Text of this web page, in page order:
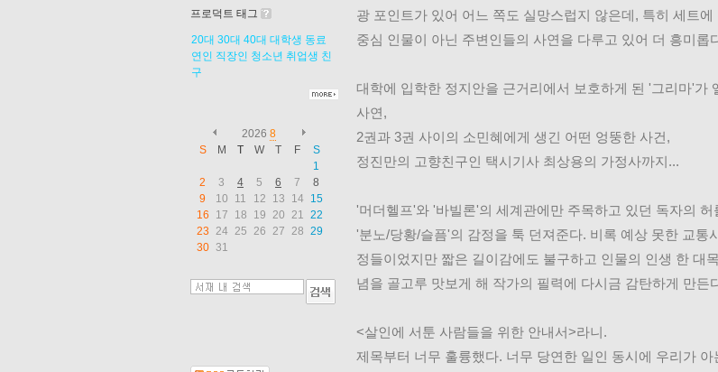
프로덕트 태그
20대 30대 40대 대학생 동료
연인 직장인 청소년 취업생 친
구
2026 8
S
M T W T F
S
1
2
3 4 5 6 7
8
9
10 11 12 13 14
15
16
17 18 19 20 21
22
23
24 25 26 27 28 29
30 31
광 포인트가 있어 어느 쪽도 실망스럽지 않은데, 특히 세트
중심 인물이 아닌 주변인들의 사연을 다루고 있어 더 흥미롭
대학에 입학한 정지안을 근거리에서 보호하게 된 '그리마'가
사연,
2권과 3권 사이의 소민혜에게 생긴 어떤 엉뚱한 사건,
정진만의 고향친구인 택시기사 최상용의 가정사까지...
'머더헬프'와 '바빌론'의 세계관에만 주목하고 있던 독자의
'분노/당황/슬픔'의 감정을 툭 던져준다. 비록 예상 못한 교통
정들이었지만 짧은 길이감에도 불구하고 인물의 인생 한 대
념을 골고루 맛보게 해 작가의 필력에 다시금 감탄하게 만든
<살인에 서툰 사람들을 위한 안내서>라니.
제목부터 너무 훌륭했다. 너무 당연한 일인 동시에 우리가